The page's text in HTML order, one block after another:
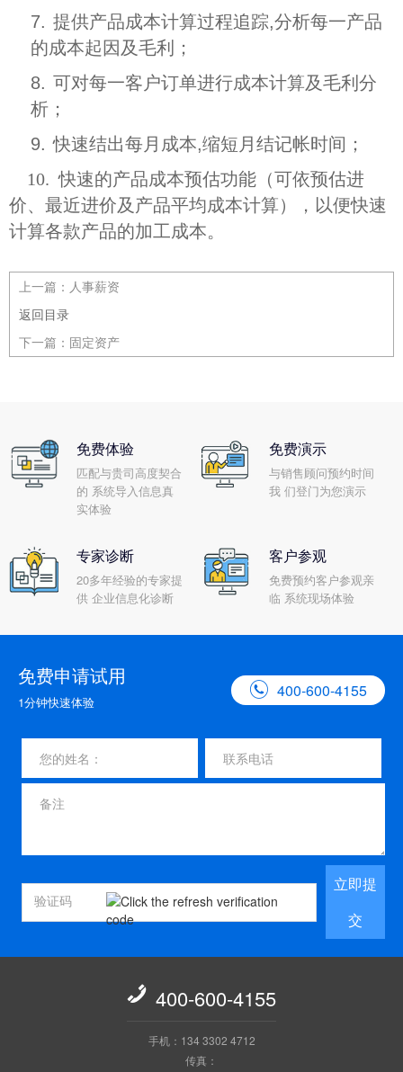
7. 提供产品成本计算过程追踪,分析每一产品
的成本起因及毛利；
8. 可对每一客户订单进行成本计算及毛利分
析；
9. 快速结出每月成本,缩短月结记帐时间；
10. 快速的产品成本预估功能（可依预估进
价、最近进价及产品平均成本计算），以便快速
计算各款产品的加工成本。
上一篇： 人事薪资
返回目录
下一篇： 固定资产
免费体验
匹配与贵司高度契合
的 系统导入信息真
实体验
免费演示
与销售顾问预约时间
我 们登门为您演示
专家诊断
20多年经验的专家提
供 企业信息化诊断
客户参观
免费预约客户参观亲
临 系统现场体验
免费申请试用
1分钟快速体验
 400-600-4155
立即提
交
 400-600-4155
手机：134 3302 4712
传真：